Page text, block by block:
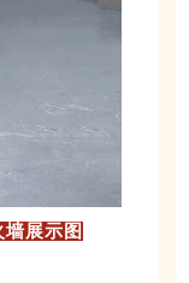
展示图